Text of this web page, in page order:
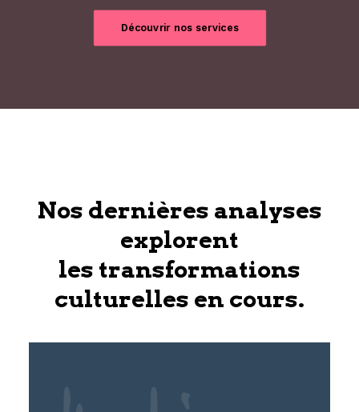
Découvrir nos services
Nos dernières analyses
explorent
les transformations
culturelles en cours.